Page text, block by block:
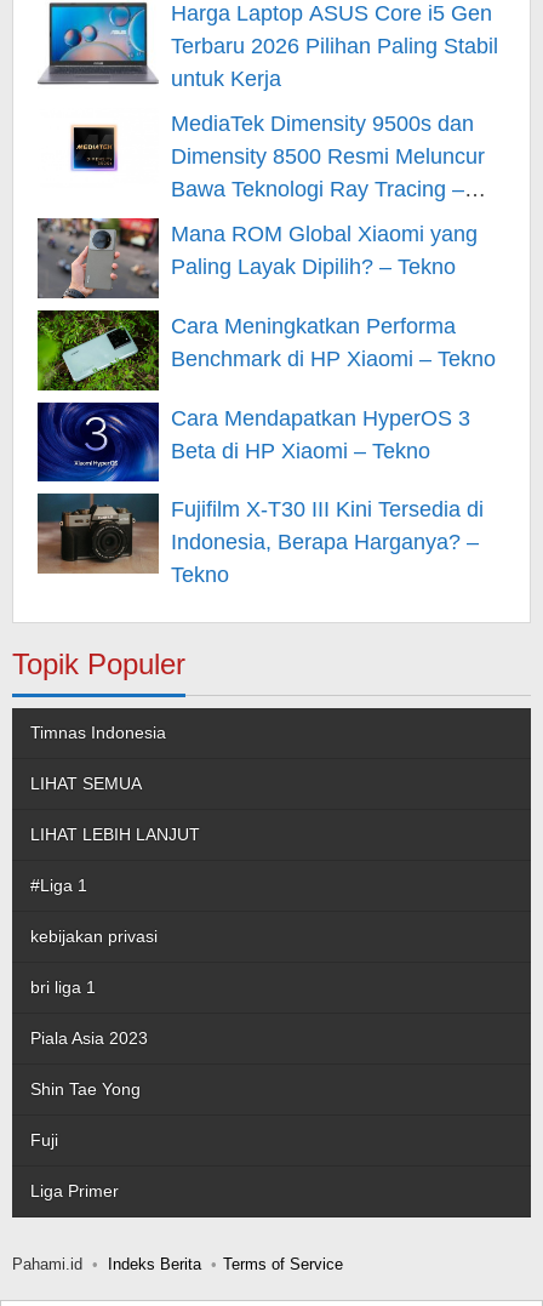
Harga Laptop ASUS Core i5 Gen
Terbaru 2026 Pilihan Paling Stabil
untuk Kerja
MediaTek Dimensity 9500s dan
Dimensity 8500 Resmi Meluncur
Bawa Teknologi Ray Tracing –
Tekno
Mana ROM Global Xiaomi yang
Paling Layak Dipilih? – Tekno
Cara Meningkatkan Performa
Benchmark di HP Xiaomi – Tekno
Cara Mendapatkan HyperOS 3
Beta di HP Xiaomi – Tekno
Fujifilm X-T30 III Kini Tersedia di
Indonesia, Berapa Harganya? –
Tekno
Topik Populer
Timnas Indonesia
LIHAT SEMUA
LIHAT LEBIH LANJUT
#Liga 1
kebijakan privasi
bri liga 1
Piala Asia 2023
Shin Tae Yong
Fuji
Liga Primer
Pahami.id Indeks Berita Terms of Service